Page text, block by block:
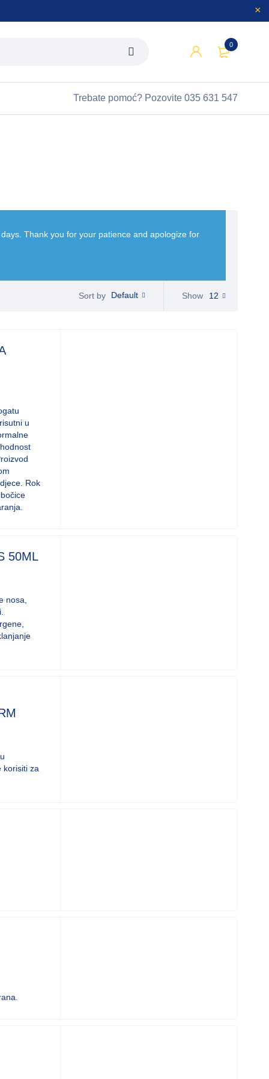
0
Trebate pomoć? Pozovite 035 631 547
Thank you for your patience and apologize for
Sort by Default Show 12
u
Rok
50ML
nosa,
korisiti za